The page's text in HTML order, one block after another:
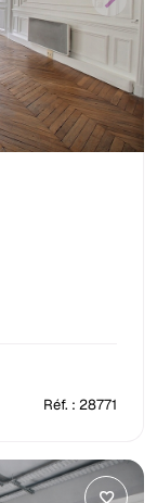
Réf. : 28771